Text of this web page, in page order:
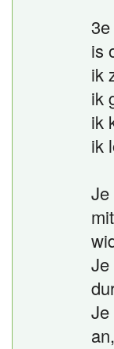
is
ik
ik
ik
ik
Je
Je
Je